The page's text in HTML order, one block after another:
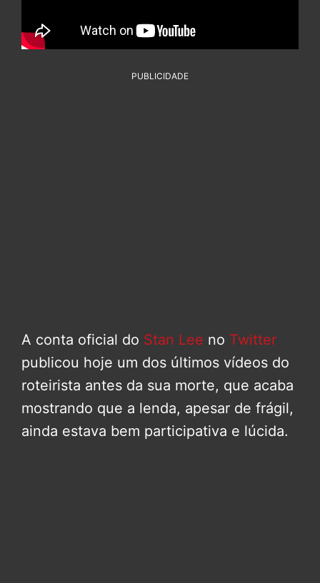
PUBLICIDADE
A conta oficial do Stan Lee no Twitter
publicou hoje um dos últimos vídeos do
roteirista antes da sua morte, que acaba
mostrando que a lenda, apesar de frágil,
ainda estava bem participativa e lúcida.